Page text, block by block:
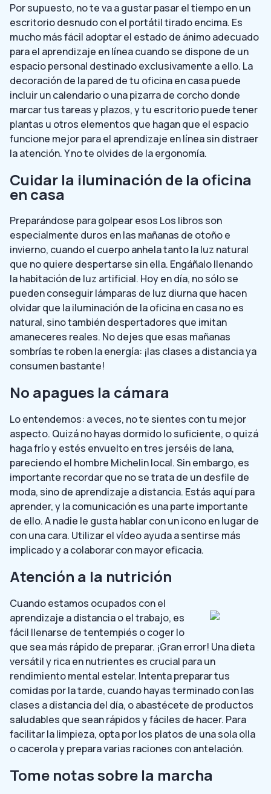
Por supuesto, no te va a gustar pasar el tiempo en un
escritorio desnudo con el portátil tirado encima. Es
mucho más fácil adoptar el estado de ánimo adecuado
para el aprendizaje en línea cuando se dispone de un
espacio personal destinado exclusivamente a ello. La
decoración de la pared de tu oficina en casa puede
incluir un calendario o una pizarra de corcho donde
marcar tus tareas y plazos, y tu escritorio puede tener
plantas u otros elementos que hagan que el espacio
funcione mejor para el aprendizaje en línea sin distraer
la atención. Y no te olvides de la ergonomía.
Cuidar la iluminación de la oficina
en casa
Preparándose para golpear esos Los libros son
especialmente duros en las mañanas de otoño e
invierno, cuando el cuerpo anhela tanto la luz natural
que no quiere despertarse sin ella. Engáñalo llenando
la habitación de luz artificial. Hoy en día, no sólo se
pueden conseguir lámparas de luz diurna que hacen
olvidar que la iluminación de la oficina en casa no es
natural, sino también despertadores que imitan
amaneceres reales. No dejes que esas mañanas
sombrías te roben la energía: ¡las clases a distancia ya
consumen bastante!
No apagues la cámara
Lo entendemos: a veces, no te sientes con tu mejor
aspecto. Quizá no hayas dormido lo suficiente, o quizá
haga frío y estés envuelto en tres jerséis de lana,
pareciendo el hombre Michelin local. Sin embargo, es
importante recordar que no se trata de un desfile de
moda, sino de aprendizaje a distancia. Estás aquí para
aprender, y la comunicación es una parte importante
de ello. A nadie le gusta hablar con un icono en lugar de
con una cara. Utilizar el vídeo ayuda a sentirse más
implicado y a colaborar con mayor eficacia.
Atención a la nutrición
Cuando estamos ocupados con el
aprendizaje a distancia o el trabajo, es
fácil llenarse de tentempiés o coger lo
que sea más rápido de preparar. ¡Gran error! Una dieta
versátil y rica en nutrientes es crucial para un
rendimiento mental estelar. Intenta preparar tus
comidas por la tarde, cuando hayas terminado con las
clases a distancia del día, o abastécete de productos
saludables que sean rápidos y fáciles de hacer. Para
facilitar la limpieza, opta por los platos de una sola olla
o cacerola y prepara varias raciones con antelación.
Tome notas sobre la marcha